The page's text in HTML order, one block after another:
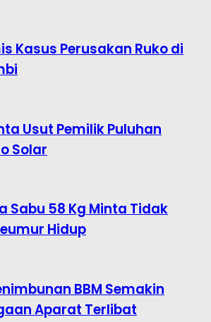
Kasus Perusakan Ruko di
Usut Pemilik Puluhan
Solar
Sabu 58 Kg Minta Tidak
Hidup
BBM Semakin
Aparat Terlibat